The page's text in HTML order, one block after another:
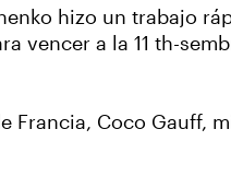
hizo un trabajo
vencer a la 11 th-
Francia, Coco Gauff,